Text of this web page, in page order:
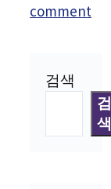
comment
검색
검
색